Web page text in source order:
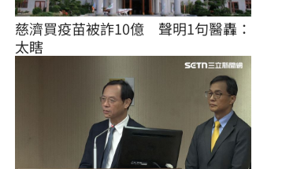
慈濟買疫苗被詐10億　聲明1句醫轟：
太瞎